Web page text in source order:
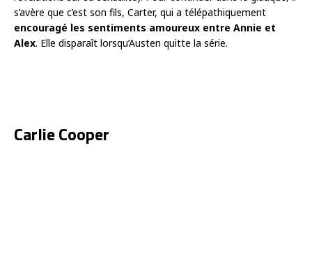
s’avère que c’est son fils, Carter, qui a télépathiquement
encouragé les sentiments amoureux entre Annie et
Alex. Elle disparaît lorsqu’Austen quitte la série.
Carlie Cooper